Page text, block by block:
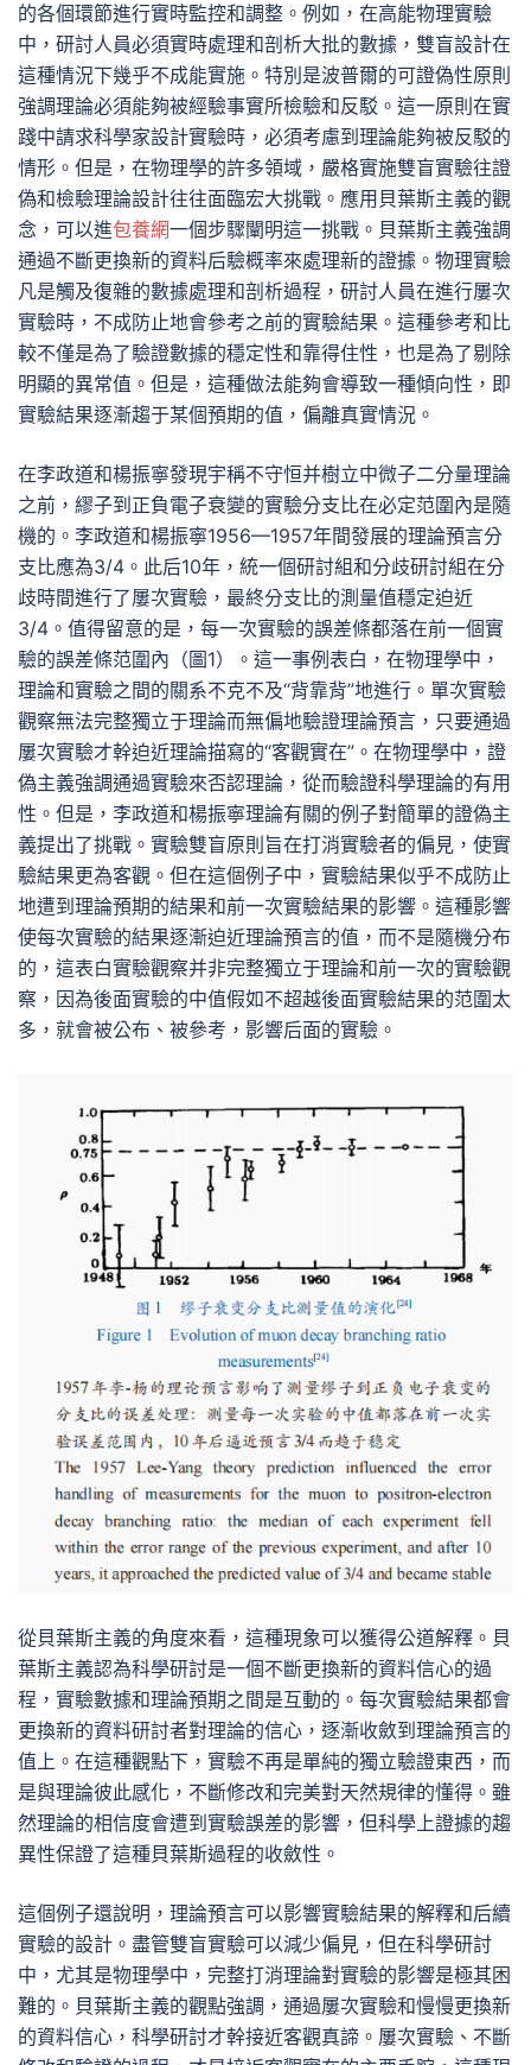
的各個環節進行實時監控和調整。例如，在高能物理實驗
中，研討人員必須實時處理和剖析大批的數據，雙盲設計在
這種情況下幾乎不成能實施。特別是波普爾的可證偽性原則
強調理論必須能夠被經驗事實所檢驗和反駁。這一原則在實
踐中請求科學家設計實驗時，必須考慮到理論能夠被反駁的
情形。但是，在物理學的許多領域，嚴格實施雙盲實驗往證
偽和檢驗理論設計往往面臨宏大挑戰。應用貝葉斯主義的觀
念，可以進包養網一個步驟闡明這一挑戰。貝葉斯主義強調
通過不斷更換新的資料后驗概率來處理新的證據。物理實驗
凡是觸及復雜的數據處理和剖析過程，研討人員在進行屢次
實驗時，不成防止地會參考之前的實驗結果。這種參考和比
較不僅是為了驗證數據的穩定性和靠得住性，也是為了剔除
明顯的異常值。但是，這種做法能夠會導致一種傾向性，即
實驗結果逐漸趨于某個預期的值，偏離真實情況。
在李政道和楊振寧發現宇稱不守恒并樹立中微子二分量理論
之前，繆子到正負電子衰變的實驗分支比在必定范圍內是隨
機的。李政道和楊振寧1956—1957年間發展的理論預言分
支比應為3/4。此后10年，統一個研討組和分歧研討組在分
歧時間進行了屢次實驗，最終分支比的測量值穩定迫近
3/4。值得留意的是，每一次實驗的誤差條都落在前一個實
驗的誤差條范圍內（圖1）。這一事例表白，在物理學中，
理論和實驗之間的關系不克不及“背靠背”地進行。單次實驗
觀察無法完整獨立于理論而無偏地驗證理論預言，只要通過
屢次實驗才幹迫近理論描寫的“客觀實在”。在物理學中，證
偽主義強調通過實驗來否認理論，從而驗證科學理論的有用
性。但是，李政道和楊振寧理論有關的例子對簡單的證偽主
義提出了挑戰。實驗雙盲原則旨在打消實驗者的偏見，使實
驗結果更為客觀。但在這個例子中，實驗結果似乎不成防止
地遭到理論預期的結果和前一次實驗結果的影響。這種影響
使每次實驗的結果逐漸迫近理論預言的值，而不是隨機分布
的，這表白實驗觀察并非完整獨立于理論和前一次的實驗觀
察，因為後面實驗的中值假如不超越後面實驗結果的范圍太
多，就會被公布、被參考，影響后面的實驗。
從貝葉斯主義的角度來看，這種現象可以獲得公道解釋。貝
葉斯主義認為科學研討是一個不斷更換新的資料信心的過
程，實驗數據和理論預期之間是互動的。每次實驗結果都會
更換新的資料研討者對理論的信心，逐漸收斂到理論預言的
值上。在這種觀點下，實驗不再是單純的獨立驗證東西，而
是與理論彼此感化，不斷修改和完美對天然規律的懂得。雖
然理論的相信度會遭到實驗誤差的影響，但科學上證據的趨
異性保證了這種貝葉斯過程的收斂性。
這個例子還說明，理論預言可以影響實驗結果的解釋和后續
實驗的設計。盡管雙盲實驗可以減少偏見，但在科學研討
中，尤其是物理學中，完整打消理論對實驗的影響是極其困
難的。貝葉斯主義的觀點強調，通過屢次實驗和慢慢更換新
的資料信心，科學研討才幹接近客觀真諦。屢次實驗、不斷